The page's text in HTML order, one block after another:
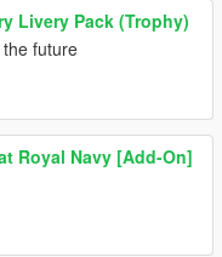
Livery Pack (Trophy)
future
Royal Navy [Add-On]